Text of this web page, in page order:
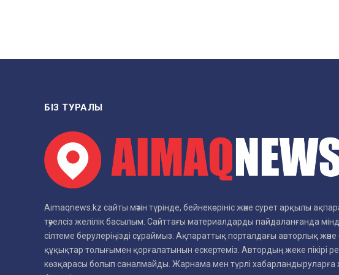
БІЗ ТУРАЛЫ
Aimaqnews.kz сайты мәтін түрінде, бейнекөрініс және сурет арқылы
тәуелсіз желілік басылым. Сайттағы материалдарды пайдаланғанда
сілтеме берулеріңізді сұраймыз. Ақпараттық порталдағы авторлық
құқықтар толығымен қорғалатынын ескертеміз. Автордың жеке пікірі
көзқарасы болып саналмайды. Жарнама мен түрлі